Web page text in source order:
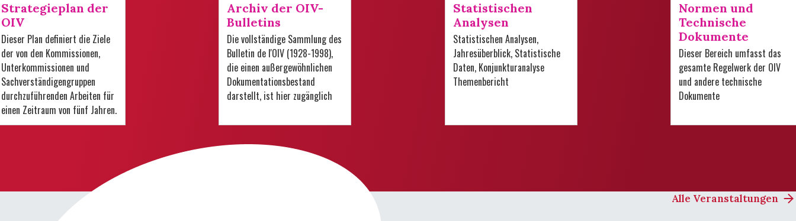
Strategieplan der
OIV
Dieser Plan definiert die Ziele
der von den Kommissionen,
Unterkommissionen und
Sachverständigengruppen
durchzuführenden Arbeiten für
einen Zeitraum von fünf Jahren.
Archiv der OIV-
Bulletins
Die vollständige Sammlung des
Bulletin de l'OIV (1928-1998),
die einen außergewöhnlichen
Dokumentationsbestand
darstellt, ist hier zugänglich
Statistischen
Analysen
Statistischen Analysen,
Jahresüberblick, Statistische
Daten, Konjunkturanalyse
Themenbericht
Normen und
Technische
Dokumente
Dieser Bereich umfasst das
gesamte Regelwerk der OIV
und andere technische
Dokumente
Alle Veranstaltungen